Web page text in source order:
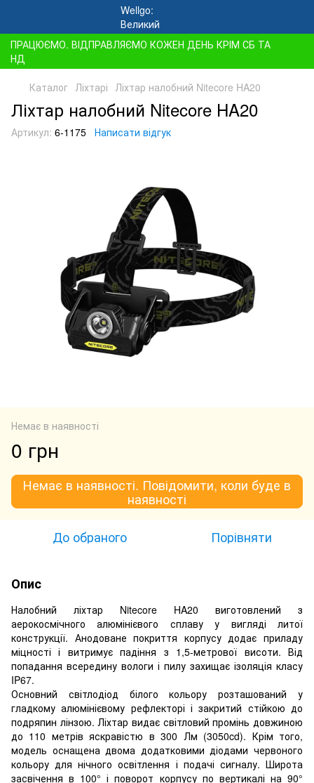
ПРАЦЮЄМО. ВІДПРАВЛЯЄМО КОЖЕН ДЕНЬ КРІМ СБ ТА
НД
Каталог Ліхтарі Ліхтар налобний Nitecore HA20
Ліхтар налобний Nitecore HA20
Артикул: 6-1175 Написати відгук
Немає в наявності
0 грн
Немає в наявності. Повідомити, коли буде в
наявності
До обраного Порівняти
Опис
Налобний ліхтар Nitecore HA20 виготовлений з
аерокосмічного алюмінієвого сплаву у вигляді литої
конструкції. Анодоване покриття корпусу додає приладу
міцності і витримує падіння з 1,5-метрової висоти. Від
попадання всередину вологи і пилу захищає ізоляція класу
IP67.
Основний світлодіод білого кольору розташований у
гладкому алюмінієвому рефлекторі і закритий стійкою до
подряпин лінзою. Ліхтар видає світловий промінь довжиною
до 110 метрів яскравістю в 300 Лм (3050cd). Крім того,
модель оснащена двома додатковими діодами червоного
кольору для нічного освітлення і подачі сигналу. Широта
засвічення в 100° і поворот корпусу по вертикалі на 90°